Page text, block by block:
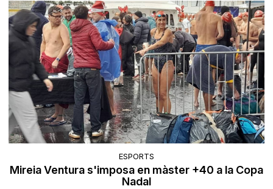
ESPORTS
Mireia Ventura s'imposa en màster +40 a la Copa
Nadal